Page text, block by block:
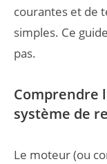
courantes et de
simples. Ce
pas.
Comprendre
système de
Le moteur (ou